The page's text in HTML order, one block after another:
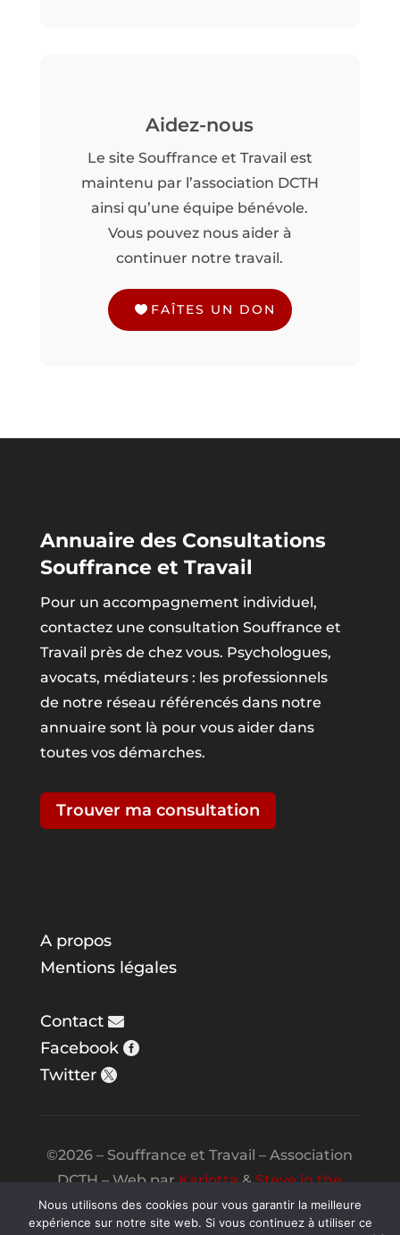
Aidez-nous
Le site Souffrance et Travail est
maintenu par l’association DCTH
ainsi qu’une équipe bénévole.
Vous pouvez nous aider à
continuer notre travail.
FAÎTES UN DON
Annuaire des Consultations
Souffrance et Travail
Pour un accompagnement individuel,
contactez une consultation Souffrance et
Travail près de chez vous. Psychologues,
avocats, médiateurs : les professionnels
de notre réseau référencés dans notre
annuaire sont là pour vous aider dans
toutes vos démarches.
Trouver ma consultation
A propos
Mentions légales
Contact
Facebook
Twitter
©2026 – Souffrance et Travail – Association
DCTH – Web parKarlotta&Steve in the
Night
Nous utilisons des cookies pour vous garantir la meilleure
expérience sur notre site web. Si vous continuez à utiliser ce